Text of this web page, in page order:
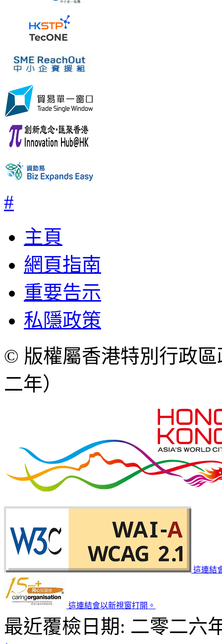
#
主頁
網頁指南
重要告示
私隱政策
© 版權屬香港特別行政
二年）
這連結
這連結會以新視窗打開。
最近覆檢日期: 二零二六